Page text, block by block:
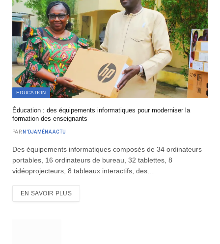
EDUCATION
Éducation : des équipements informatiques pour moderniser la
formation des enseignants
PAR N'DJAMÉNA ACTU
Des équipements informatiques composés de 34 ordinateurs
portables, 16 ordinateurs de bureau, 32 tablettes, 8
vidéoprojecteurs, 8 tableaux interactifs, des…
EN SAVOIR PLUS